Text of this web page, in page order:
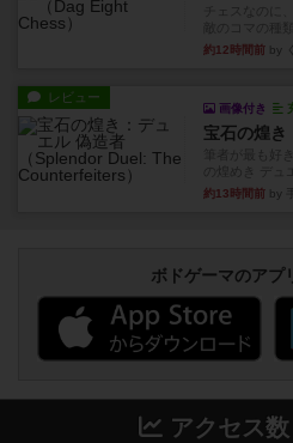
約12時間前 by
レビュー
画像付き
宝石の煌き
筆者が最も好
約13時間前 by
ボドゲーマのアプ
アクセス